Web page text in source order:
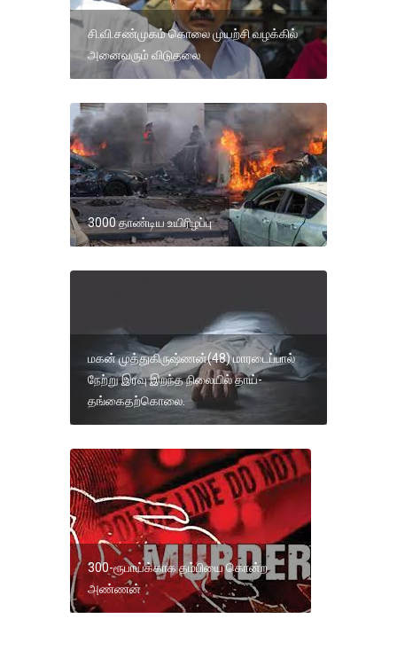
சி.வி.சண்முகம் கொலை முயற்சி வழக்கில்
அனைவரும் விடுதலை
3000 தாண்டிய உயிரிழப்பு
மகன் முத்துகிருஷ்ணன்(48) மாரடைப்பால்
நேற்று இரவு இறந்த நிலையில் தாய்-
தங்கைதற்கொலை.
300-ரூபாய்க்காக தம்பியை கொன்ற
அண்ணன்